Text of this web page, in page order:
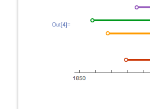
Out[4]=